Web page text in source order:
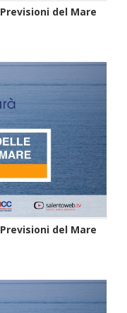
del Mare
del Mare